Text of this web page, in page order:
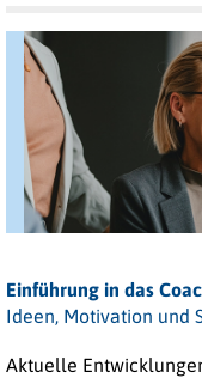
Einführung in das
Ideen, Motivation und
Aktuelle